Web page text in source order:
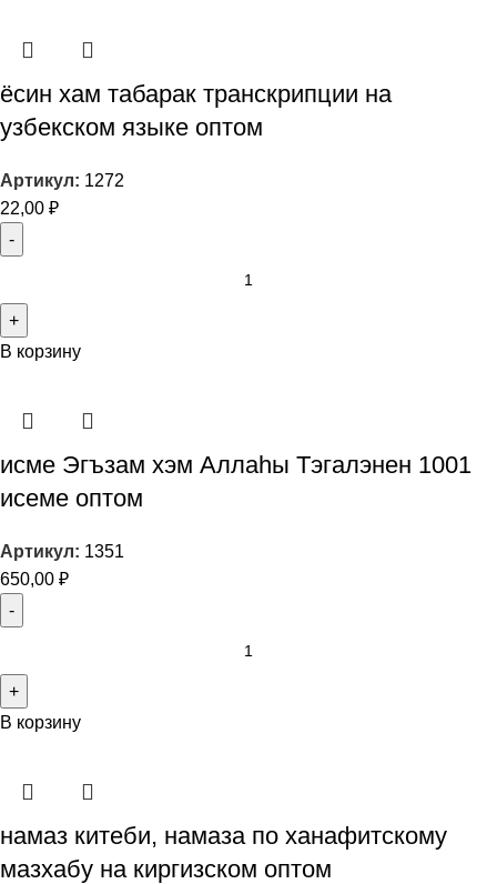
ёсин хам табарак транскрипции на
узбекском языке оптом
Артикул: 1272
22,00 ₽
В корзину
исме Эгъзам хэм Аллаһы Тэгалэнен 1001
исеме оптом
Артикул: 1351
650,00 ₽
В корзину
намаз китеби, намаза по ханафитскому
мазхабу на киргизском оптом